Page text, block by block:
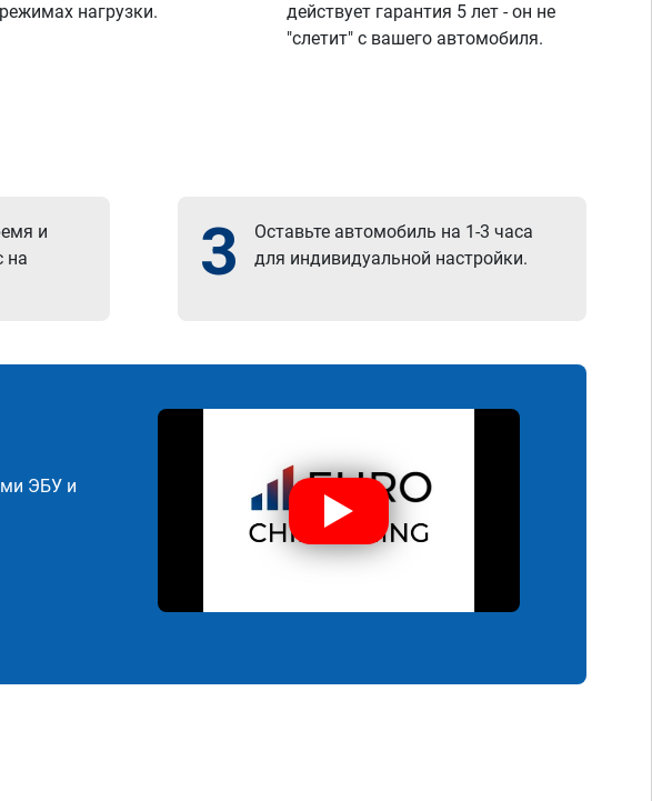
нагрузки.
действует гарантия 5 лет - он не
"слетит" с вашего автомобиля.
и
на
3
Оставьте автомобиль на 1-3 часа
для индивидуальной настройки.
ЭБУ и